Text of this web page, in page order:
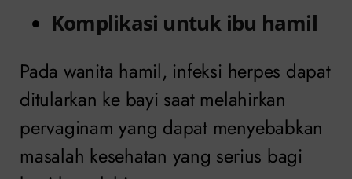
Komplikasi untuk ibu hamil
Pada wanita hamil, infeksi herpes dapat
ditularkan ke bayi saat melahirkan
pervaginam yang dapat menyebabkan
masalah kesehatan yang serius bagi